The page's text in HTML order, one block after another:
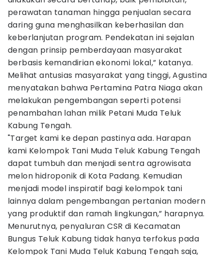
perawatan tanaman hingga penjualan secara
daring guna menghasilkan keberhasilan dan
keberlanjutan program. Pendekatan ini sejalan
dengan prinsip pemberdayaan masyarakat
berbasis kemandirian ekonomi lokal,” katanya.
Melihat antusias masyarakat yang tinggi, Agustina
menyatakan bahwa Pertamina Patra Niaga akan
melakukan pengembangan seperti potensi
penambahan lahan milik Petani Muda Teluk
Kabung Tengah.
"Target kami ke depan pastinya ada. Harapan
kami Kelompok Tani Muda Teluk Kabung Tengah
dapat tumbuh dan menjadi sentra agrowisata
melon hidroponik di Kota Padang. Kemudian
menjadi model inspiratif bagi kelompok tani
lainnya dalam pengembangan pertanian modern
yang produktif dan ramah lingkungan,” harapnya.
Menurutnya, penyaluran CSR di Kecamatan
Bungus Teluk Kabung tidak hanya terfokus pada
Kelompok Tani Muda Teluk Kabung Tengah saja,